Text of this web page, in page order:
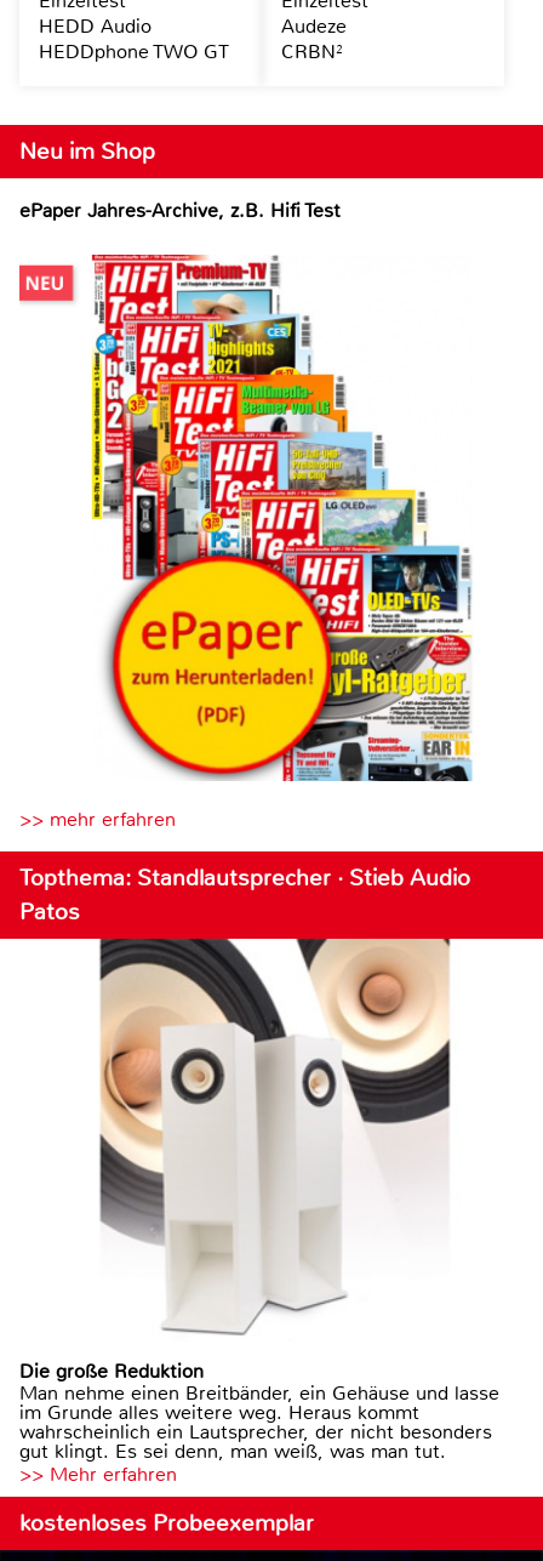
Neu im Shop
ePaper Jahres-Archive, z.B. Hifi Test
>> mehr erfahren
Topthema: Standlautsprecher · Stieb Audio
Patos
Die große Reduktion
Man nehme einen Breitbänder, ein Gehäuse und lasse
im Grunde alles weitere weg. Heraus kommt
wahrscheinlich ein Lautsprecher, der nicht besonders
gut klingt. Es sei denn, man weiß, was man tut.
>> Mehr erfahren
kostenloses Probeexemplar
HEDD Audio
HEDDphone TWO GT
Audeze
CRBN²